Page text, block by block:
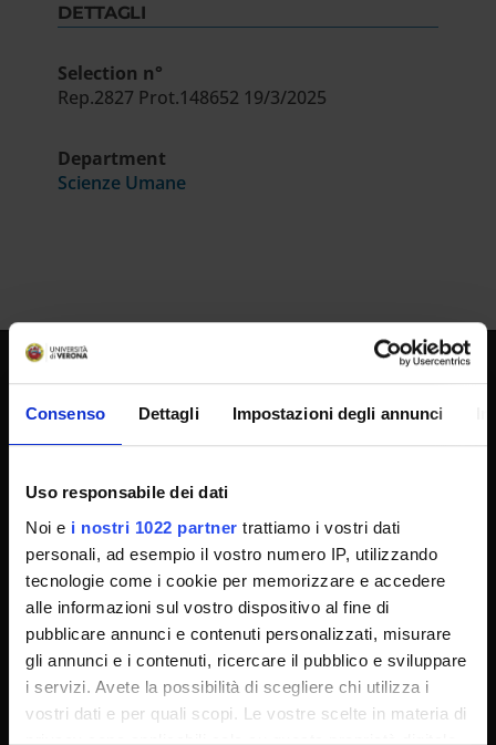
Consenso Dettagli Impostazioni degli annunci
Uso responsabile dei dati
Noi e i nostri 1022 partner trattiamo i vostri dati
personali, ad esempio il vostro numero IP, utilizzando
tecnologie come i cookie per memorizzare e accedere
alle informazioni sul vostro dispositivo al fine di
pubblicare annunci e contenuti personalizzati, misurare
gli annunci e i contenuti, ricercare il pubblico e sviluppare
i servizi. Avete la possibilità di scegliere chi utilizza i
vostri dati e per quali scopi. Le vostre scelte in materia di
privacy sono applicabili solo su questa proprietà digitale
DETTAGLI
Selection n°
Rep.2827 Prot.148652 19/3/2025
Department
Scienze Umane
UNIVERSITY SERVICES
Transparency
Official University Register
Job vacancies
Procurement
Notifications
Terms and conditions
Privacy policy